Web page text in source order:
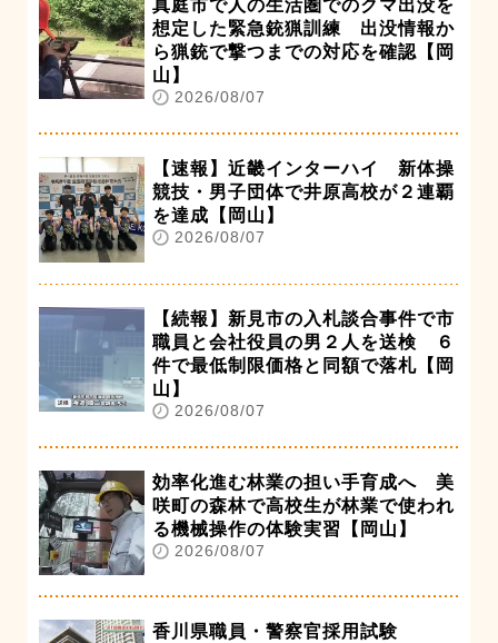
真庭市で人の生活圏でのクマ出没を
想定した緊急銃猟訓練 出没情報か
ら猟銃で撃つまでの対応を確認【岡
山】
2026/08/07
【速報】近畿インターハイ 新体操
競技・男子団体で井原高校が２連覇
を達成【岡山】
2026/08/07
【続報】新見市の入札談合事件で市
職員と会社役員の男２人を送検 ６
件で最低制限価格と同額で落札【岡
山】
2026/08/07
効率化進む林業の担い手育成へ 美
咲町の森林で高校生が林業で使われ
る機械操作の体験実習【岡山】
2026/08/07
香川県職員・警察官採用試験